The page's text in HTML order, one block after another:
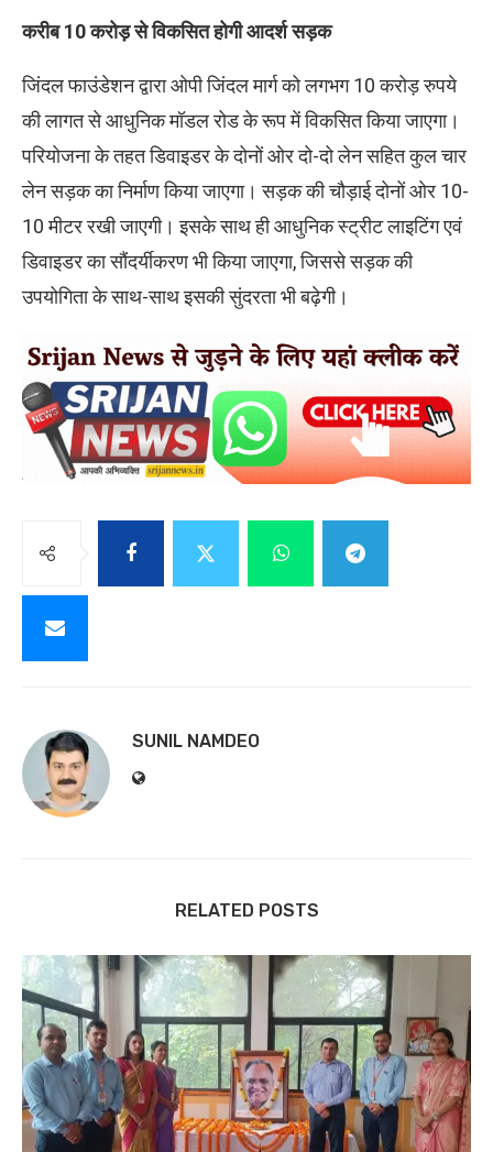
करीब 10 करोड़ से विकसित होगी आदर्श सड़क
जिंदल फाउंडेशन द्वारा ओपी जिंदल मार्ग को लगभग 10 करोड़ रुपये
की लागत से आधुनिक मॉडल रोड के रूप में विकसित किया जाएगा।
परियोजना के तहत डिवाइडर के दोनों ओर दो-दो लेन सहित कुल चार
लेन सड़क का निर्माण किया जाएगा। सड़क की चौड़ाई दोनों ओर 10-
10 मीटर रखी जाएगी। इसके साथ ही आधुनिक स्ट्रीट लाइटिंग एवं
डिवाइडर का सौंदर्यीकरण भी किया जाएगा, जिससे सड़क की
उपयोगिता के साथ-साथ इसकी सुंदरता भी बढ़ेगी।
SUNIL NAMDEO
RELATED POSTS